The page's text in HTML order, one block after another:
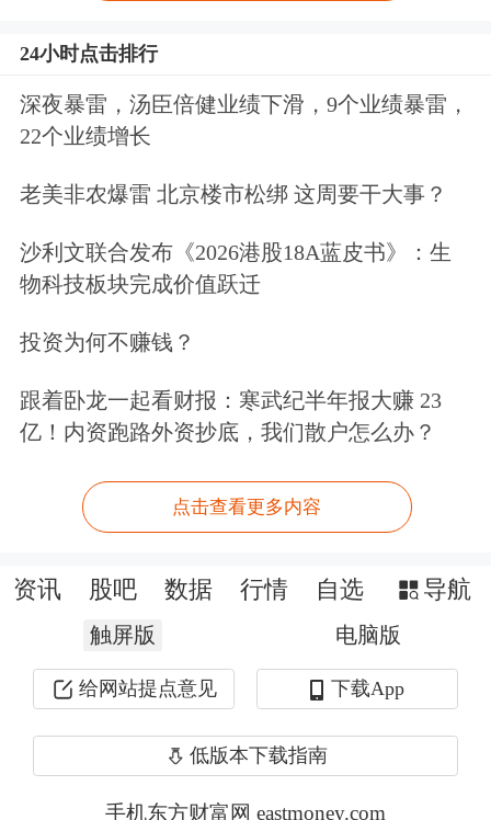
模扩大略有回落，但仍保持62.9%的水
平。
栈自研的技术能力、规模量产的成本控
品定价的锚定者。
宇树科技在上交所问询答复中表示，公
立自有产线，实现对供应链的深度掌
著降低物料采购与制造成本；全栈自研
与规模化生产增强了公司与上游供应商
的议价能力，最终形成较强的成本控制
优势。中邮证券在研报中指出，宇树科
技从关节电机、减速器到核心算法均实
24小时点击排行
深夜暴雷，汤臣倍健业绩下滑，9个业绩暴雷，
22个业绩增长
老美非农爆雷 北京楼市松绑 这周要干大事？
沙利文联合发布《2026港股18A蓝皮书》：生
物科技板块完成价值跃迁
投资为何不赚钱？
跟着卧龙一起看财报：寒武纪半年报大赚 23
亿！内资跑路外资抄底，我们散户怎么办？
点击查看更多内容
资讯 股吧 数据 行情 自选 导航
触屏版 电脑版
给网站提点意见 下载App
低版本下载指南
手机东方财富网 eastmoney.com